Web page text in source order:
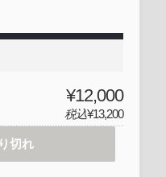
¥12,000
税込¥13,200
切れ